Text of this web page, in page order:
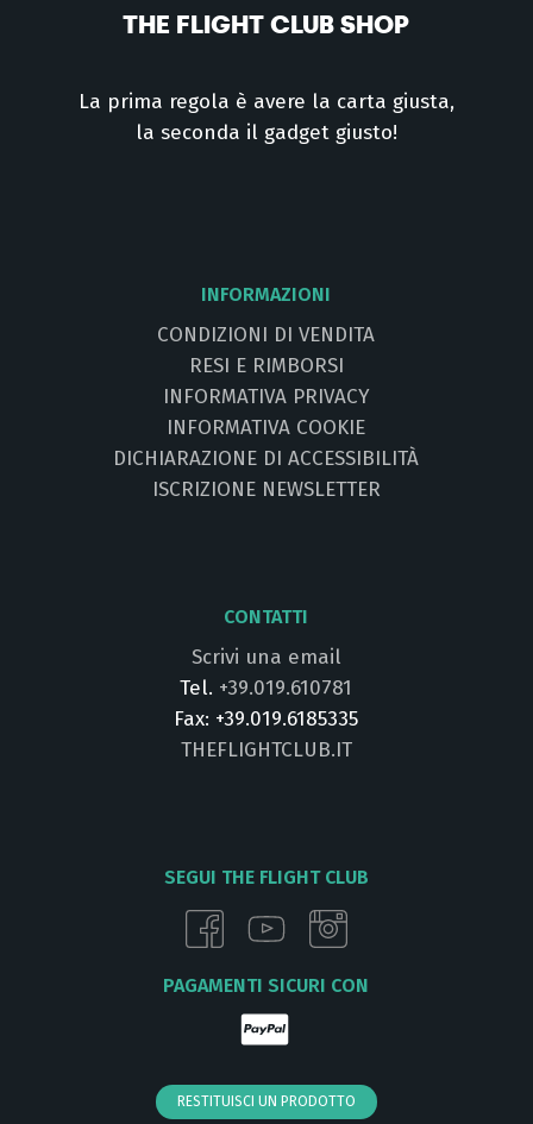
THE FLIGHT CLUB SHOP
La prima regola è avere la carta giusta,
la seconda il gadget giusto!
INFORMAZIONI
CONDIZIONI DI VENDITA
RESI E RIMBORSI
INFORMATIVA PRIVACY
INFORMATIVA COOKIE
DICHIARAZIONE DI ACCESSIBILITÀ
ISCRIZIONE NEWSLETTER
CONTATTI
Scrivi una email
Tel. +39.019.610781
Fax: +39.019.6185335
THEFLIGHTCLUB.IT
SEGUI THE FLIGHT CLUB
PAGAMENTI SICURI CON
RESTITUISCI UN PRODOTTO